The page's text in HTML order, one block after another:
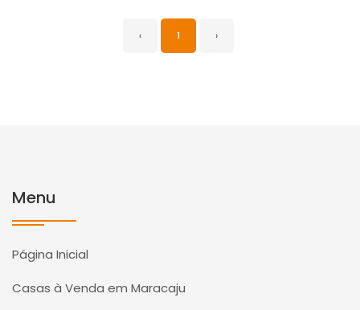
‹ 1 ›
Menu
Página Inicial
Casas à Venda em Maracaju